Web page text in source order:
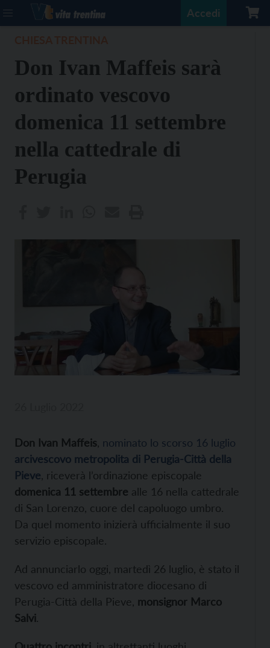
Accedi
Don Ivan Maffeis sarà
ordinato vescovo
domenica 11 settembre
nella cattedrale di
Perugia
Don Ivan Maffeis nominato lo scorso 16 luglio
arcivescovo metropolita di Perugia-Città della
Pieve , riceverà l’ordinazione episcopale
domenica 11 settembre alle 16 nella cattedrale
di San Lorenzo, cuore del capoluogo umbro.
Da quel momento inizierà ufficialmente il suo
servizio episcopale.
Ad annunciarlo oggi, martedì 26 luglio, è stato il
vescovo ed amministratore diocesano di
Perugia-Città della Pieve, monsignor Marco
Salvi.